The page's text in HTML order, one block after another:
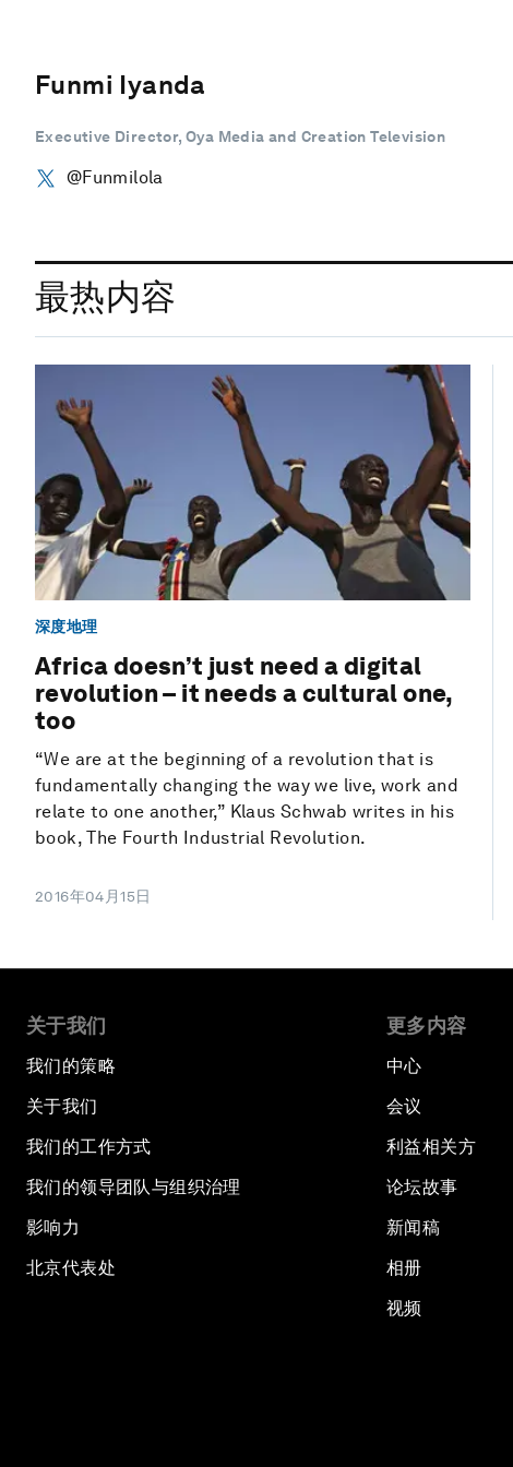
Funmi Iyanda
Executive Director, Oya Media and Creation Television
@Funmilola
最热内容
深度地理
Africa doesn’t just need a digital
revolution – it needs a cultural one,
too
“We are at the beginning of a revolution that is
fundamentally changing the way we live, work and
relate to one another,” Klaus Schwab writes in his
book, The Fourth Industrial Revolution.
2016年04月15日
关于我们
我们的策略
关于我们
我们的工作方式
我们的领导团队与组织治理
影响力
北京代表处
更多内容
中心
会议
利益相关方
论坛故事
新闻稿
相册
视频